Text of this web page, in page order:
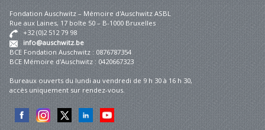
Fondation Auschwitz – Mémoire d'Auschwitz ASBL
Rue aux Laines, 17 boîte 50 – B-1000 Bruxelles
+32 (0)2 512 79 98
info@auschwitz.be
BCE Fondation Auschwitz : 0876787354
BCE Mémoire d'Auschwitz : 0420667323
Bureaux ouverts du lundi au vendredi de 9 h 30 à 16 h 30,
accès uniquement sur rendez-vous.